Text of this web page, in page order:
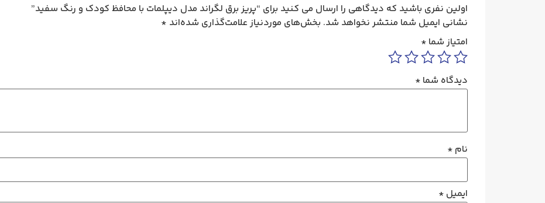
اولین نفری باشید که دیدگاهی را ارسال می کنید برای “پریز برق لگراند مدل دیپلمات با محافظ کودک و رنگ سفید”
نشانی ایمیل شما منتشر نخواهد شد. بخش‌های موردنیاز علامت‌گذاری شده‌اند *
امتیاز شما *
دیدگاه شما *
نام *
ایمیل *